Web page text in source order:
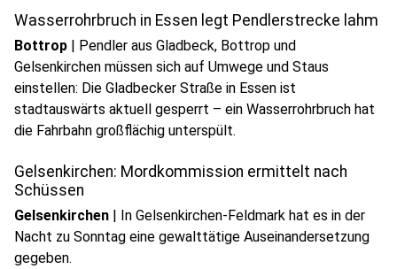
Wasserrohrbruch in Essen legt Pendlerstrecke lahm
Bottrop | Pendler aus Gladbeck, Bottrop und
Gelsenkirchen müssen sich auf Umwege und Staus
einstellen: Die Gladbecker Straße in Essen ist
stadtauswärts aktuell gesperrt – ein Wasserrohrbruch hat
die Fahrbahn großflächig unterspült.
Gelsenkirchen: Mordkommission ermittelt nach
Schüssen
Gelsenkirchen | In Gelsenkirchen-Feldmark hat es in der
Nacht zu Sonntag eine gewalttätige Auseinandersetzung
gegeben.